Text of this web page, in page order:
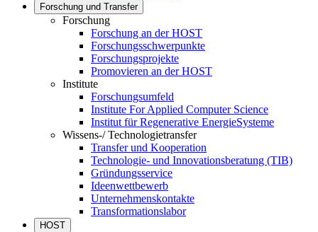
Forschung und Transfer
Forschung
Forschung an der HOST
Forschungsschwerpunkte
Forschungsprojekte
Promovieren an der HOST
Institute
Forschungsumfeld
Institute For Applied Computer Science
Institut für Regenerative EnergieSysteme
Wissens-/ Technologietransfer
Transfer und Kooperation
Technologie- und Innovationsberatung (TIB)
Gründungsservice
Ideenwettbewerb
Unternehmenskontakte
Transformationslabor
HOST